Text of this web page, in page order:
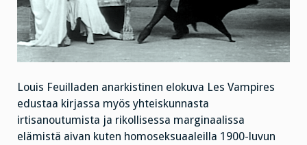
Louis Feuilladen anarkistinen elokuva Les Vampires
edustaa kirjassa myös yhteiskunnasta
irtisanoutumista ja rikollisessa marginaalissa
elämistä aivan kuten homoseksuaaleilla 1900-luvun